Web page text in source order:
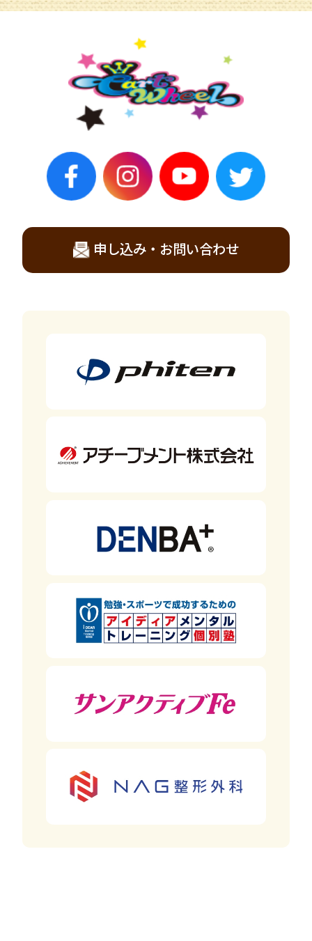
申し込み・お問い合わせ